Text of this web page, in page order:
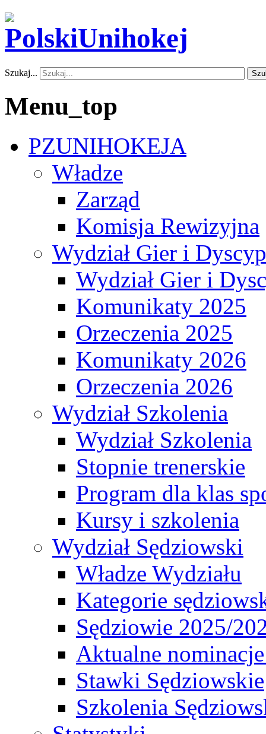
Szukaj...
Menu_top
PZUNIHOKEJA
Władze
Zarząd
Komisja Rewizyjna
Wydział Gier i
Wydział Gier i
Komunikaty 2025
Orzeczenia 2025
Komunikaty 2026
Orzeczenia 2026
Wydział Szkolenia
Wydział Szkolenia
Stopnie trenerskie
Program dla klas
Kursy i szkolenia
Wydział Sędziowski
Władze Wydziału
Kategorie
Sędziowie 2025/
Aktualne
Stawki Sędziowskie
Szkolenia